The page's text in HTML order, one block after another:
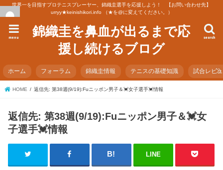
世界一を目指すプロテニスプレーヤー、錦織圭選手を応援しよう！ 【お問い合わせ先】
urryy★keinishikori.info （★を@に変えてください。）
錦織圭を鼻血が出るまで応
援し続けるブログ
search
menu
ホーム フォーラム 錦織圭情報 テニスの基礎知識 試合レビ
HOME 返信先: 第38週(9/19):Fuニッポン男子＆💓女子選手💓情報
返信先: 第38週(9/19):Fuニッポン男子＆💓女
子選手💓情報
LINE